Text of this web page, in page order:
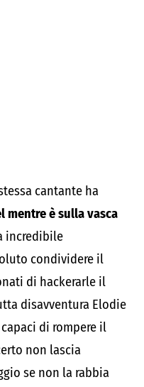
cantante ha
mentre è sulla vasca
incredibile
condividere il
di hackerarle il
disavventura Elodie
di rompere il
non lascia
se non la rabbia